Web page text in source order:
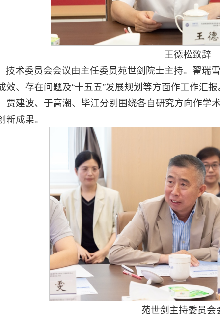
王德松致辞
技术委员会会议由主任委员苑世剑院士主持。翟瑞
效、存在问题及“十五五”发展规划等方面作工作汇
贾建波、于高潮、毕江分别围绕各自研究方向作学
新成果。
苑世剑主持委员会